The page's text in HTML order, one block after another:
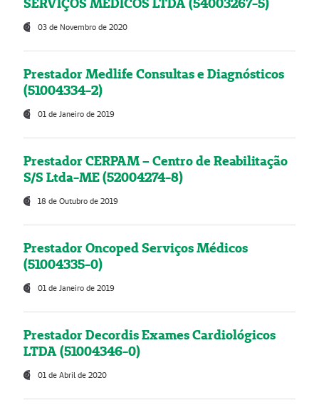
03 de Novembro de 2020
Prestador Medlife Consultas e Diagnósticos
(51004334-2)
01 de Janeiro de 2019
Prestador CERPAM – Centro de Reabilitação
S/S Ltda-ME (52004274-8)
18 de Outubro de 2019
Prestador Oncoped Serviços Médicos
(51004335-0)
01 de Janeiro de 2019
Prestador Decordis Exames Cardiológicos
LTDA (51004346-0)
01 de Abril de 2020